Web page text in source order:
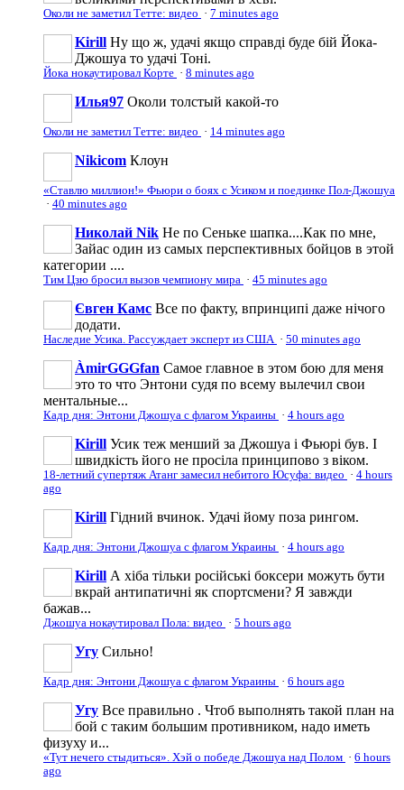
Околи не заметил Тетте: видео · 7 minutes ago
Kirill Ну що ж, удачі якщо справді буде бій Йока-
Джошуа то удачі Тоні.
Йока нокаутировал Корте · 8 minutes ago
Илья97 Околи толстый какой-то
Околи не заметил Тетте: видео · 14 minutes ago
Nikicom Клоун
«Ставлю миллион!» Фьюри о боях с Усиком и поединке Пол-Джошуа
· 40 minutes ago
Николай Nik Не по Сеньке шапка....Как по мне,
Зайас один из самых перспективных бойцов в этой
категории ....
Тим Цзю бросил вызов чемпиону мира · 45 minutes ago
Євген Камс Все по факту, впринципі даже нічого
додати.
Наследие Усика. Рассуждает эксперт из США · 50 minutes ago
ÀmirGGGfan Самое главное в этом бою для меня
это то что Энтони судя по всему вылечил свои
ментальные...
Кадр дня: Энтони Джошуа с флагом Украины · 4 hours ago
Kirill Усик теж менший за Джошуа і Фьюрі був. І
швидкість його не просіла принципово з віком.
18-летний супертяж Атанг замесил небитого Юсуфа: видео · 4 hours
ago
Kirill Гідний вчинок. Удачі йому поза рингом.
Кадр дня: Энтони Джошуа с флагом Украины · 4 hours ago
Kirill А хіба тільки російські боксери можуть бути
вкрай антипатичні як спортсмени? Я завжди
бажав...
Джошуа нокаутировал Пола: видео · 5 hours ago
Угу Сильно!
Кадр дня: Энтони Джошуа с флагом Украины · 6 hours ago
Угу Все правильно . Чтоб выполнять такой план на
бой с таким большим противником, надо иметь
физуху и...
«Тут нечего стыдиться». Хэй о победе Джошуа над Полом · 6 hours
ago